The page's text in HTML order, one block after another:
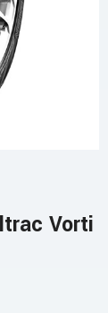
Vorti